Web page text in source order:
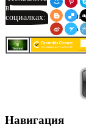
Похвалить
в
социалках:
Навигация